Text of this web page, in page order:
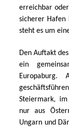
erreichbar
sicherer Hafen
steht es um
Den Auftakt
ein
Europaburg.
Steiermark,
nur aus
Ungarn und